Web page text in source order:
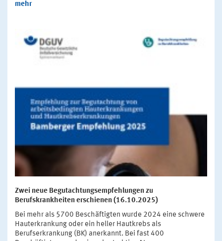
mehr
Zwei neue Begutachtungsempfehlungen zu
Berufskrankheiten erschienen (16.10.2025)
Bei mehr als 5700 Beschäftigten wurde 2024 eine schwere
Hauterkrankung oder ein heller Hautkrebs als
Berufserkrankung (BK) anerkannt. Bei fast 400